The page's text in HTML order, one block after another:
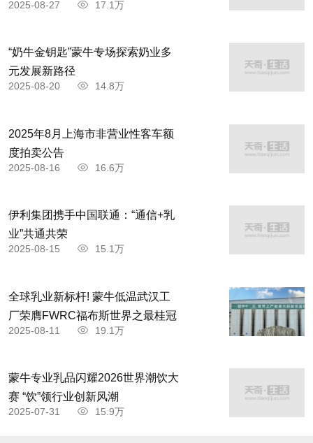
家共赴高质量发展
2025-08-27 17.1万
“奶牛金钥匙”蒙牛专场探索奶业多
元发展新路径
2025-08-20 14.8万
2025年8月上海市非营业性客车额
度拍卖公告
2025-08-16 16.6万
伊利集团携手中国联通：“通信+乳
业”共通共荣
2025-08-15 15.1万
全球乳业新标杆! 蒙牛低温武汉工
厂荣膺FWRC福布斯世界之最桂冠
2025-08-11 19.1万
蒙牛专业乳品闪耀2026世界潮饮大
赛 “饮”领行业创新风潮
2025-07-31 15.9万